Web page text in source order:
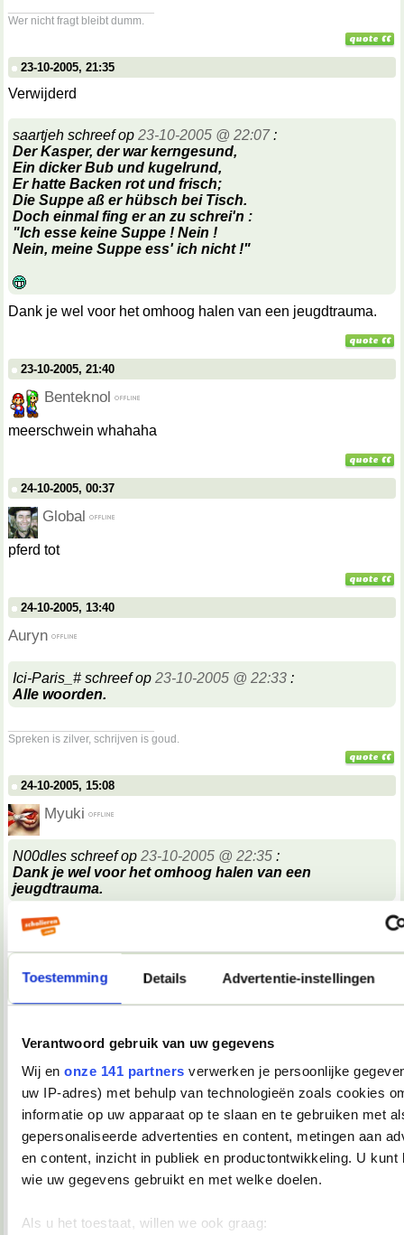
Toestemming Details Advertentie-instellingen
Verantwoord gebruik van uw gegevens
Wij en onze 141 partners verwerken je persoonlijke
uw IP-adres) met behulp van technologieën zoals cookies
informatie op uw apparaat op te slaan en te gebruiken met
gepersonaliseerde advertenties en content, metingen aan
en content, inzicht in publiek en productontwikkeling. U kunt
wie uw gegevens gebruikt en met welke doelen.
Als u het toestaat, willen we ook graag:
Wer nicht fragt bleibt dumm.
23-10-2005, 21:35
Verwijderd
saartjeh schreef op 23-10-2005 @ 22:07:
Der Kasper, der war kerngesund,
Ein dicker Bub und kugelrund,
Er hatte Backen rot und frisch;
Die Suppe aß er hübsch bei Tisch.
Doch einmal fing er an zu schrei'n :
"Ich esse keine Suppe ! Nein !
Nein, meine Suppe ess' ich nicht !"
Dank je wel voor het omhoog halen van een jeugdtrauma.
23-10-2005, 21:40
Benteknol
meerschwein whahaha
24-10-2005, 00:37
Global
pferd tot
24-10-2005, 13:40
Auryn
Ici-Paris_# schreef op 23-10-2005 @ 22:33 :
Alle woorden.
Spreken is zilver, schrijven is goud.
24-10-2005, 15:08
Myuki
N00dles schreef op 23-10-2005 @ 22:35 :
Dank je wel voor het omhoog halen van een
jeugdtrauma.
hij gaat dood
__________________
To eu zèn
24-10-2005, 15:27
Verwijderd
Faulpelz (=luilak
24-10-2005, 15:45
poetic_tragedy
t leek op kaiserschwanz en was een duitse pannenkoek...